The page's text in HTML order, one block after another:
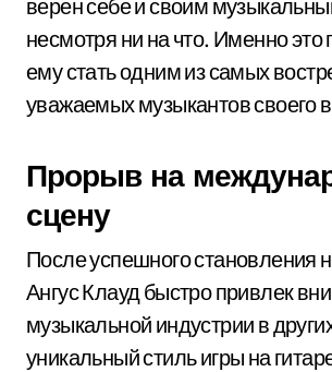
верен себе и своим
несмотря ни на что. Именно это
ему стать одним из самых
уважаемых музыкантов своего
Прорыв на
сцену
После успешного становления
Ангус Клауд быстро привлек
музыкальной индустрии в
уникальный стиль игры на